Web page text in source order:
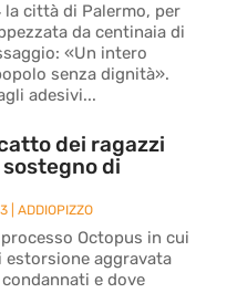
la città di Palermo, per
da centinaia di
«Un intero
senza dignità».
adesivi...
dei ragazzi
di
|ADDIOPIZZO
Octopus in cui
aggravata
e dove